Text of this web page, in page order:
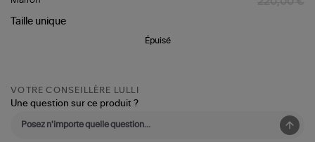
Ely
Taille unique
Épuisé
VOTRE CONSEILLÈRE LULLI
Une question sur ce produit ?